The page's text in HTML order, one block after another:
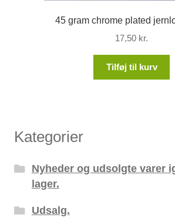
45 gram chrome plated
17,50 kr.
Tilføj til kurv
Kategorier
Nyheder og udsolgte varer
lager.
Udsalg.